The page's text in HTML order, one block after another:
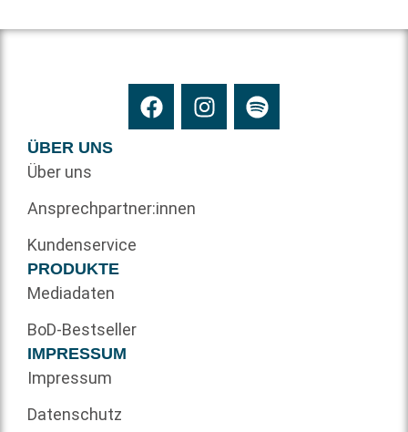
ÜBER UNS
Über uns
Ansprechpartner:innen
Kundenservice
PRODUKTE
Mediadaten
BoD-Bestseller
IMPRESSUM
Impressum
Datenschutz